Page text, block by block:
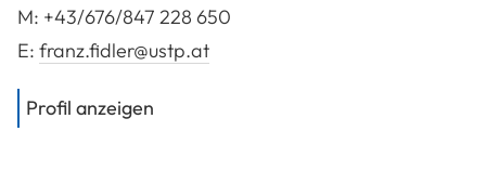
M: +43/676/847 228 650
E: franz.fidler@ustp.at
Profil anzeigen